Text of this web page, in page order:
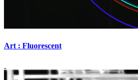
Art : Fluorescent